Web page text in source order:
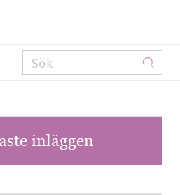
inläggen